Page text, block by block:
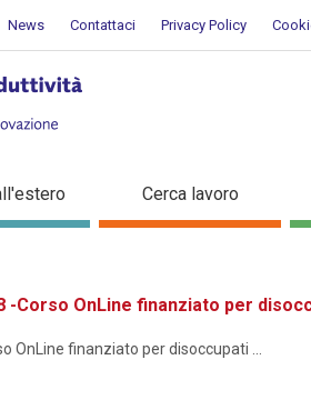
News Contattaci Privacy Policy
formazioneCerca lavoro
-Corso OnLine finanziato per
OnLine finanziato per disoccupati ...